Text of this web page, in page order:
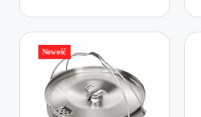
Nowość